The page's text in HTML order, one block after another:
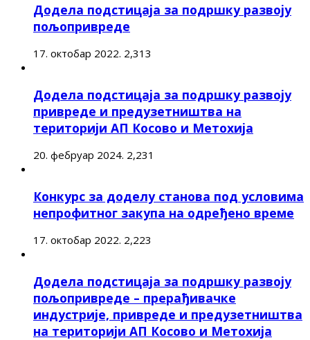
Додела подстицаја за подршку развоју
пољопривреде
17. октобар 2022. 2,313
Додела подстицаја за подршку развоју
привреде и предузетништва на
територији АП Косово и Метохија
20. фебруар 2024. 2,231
Конкурс за доделу станова под условима
непрофитног закупа на одређено време
17. октобар 2022. 2,223
Додела подстицаја за подршку развоју
пољопривреде – прерађивачке
индустрије, привреде и предузетништва
на територији АП Косово и Метохија